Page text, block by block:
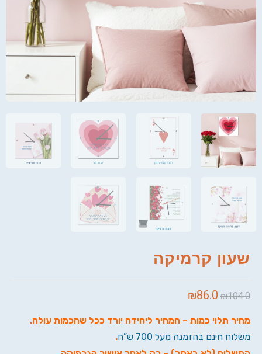
שעון קרמיקה
₪104.0
₪86.0
מחיר תלוי כמות – המחיר ליחידה יורד ככל שהכמות עולה.
משלוח חינם בהזמנה מעל 700 ש”ח
.